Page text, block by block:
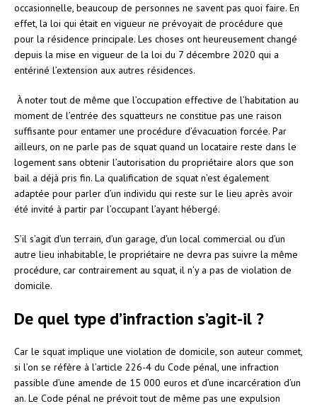
occasionnelle, beaucoup de personnes ne savent pas quoi faire. En
effet, la loi qui était en vigueur ne prévoyait de procédure que
pour la résidence principale. Les choses ont heureusement changé
depuis la mise en vigueur de la loi du 7 décembre 2020 qui a
entériné l’extension aux autres résidences.
À noter tout de même que l’occupation effective de l’habitation au
moment de l’entrée des squatteurs ne constitue pas une raison
suffisante pour entamer une procédure d’évacuation forcée. Par
ailleurs, on ne parle pas de squat quand un locataire reste dans le
logement sans obtenir l’autorisation du propriétaire alors que son
bail a déjà pris fin. La qualification de squat n’est également
adaptée pour parler d’un individu qui reste sur le lieu après avoir
été invité à partir par l’occupant l’ayant hébergé.
S’il s’agit d’un terrain, d’un garage, d’un local commercial ou d’un
autre lieu inhabitable, le propriétaire ne devra pas suivre la même
procédure, car contrairement au squat, il n’y a pas de violation de
domicile.
De quel type d’infraction s’agit-il ?
Car le squat implique une violation de domicile, son auteur commet,
si l’on se réfère à l’article 226-4 du Code pénal, une infraction
passible d’une amende de 15 000 euros et d’une incarcération d’un
an. Le Code pénal ne prévoit tout de même pas une expulsion